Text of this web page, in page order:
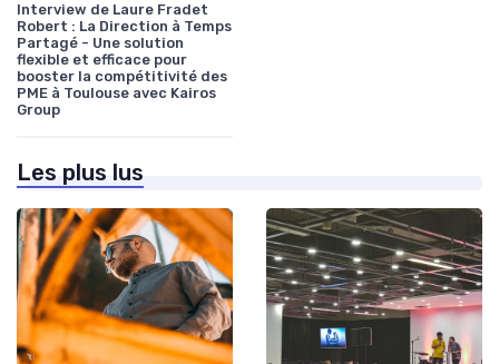
Interview de Laure Fradet
Robert : La Direction à Temps
Partagé - Une solution
flexible et efficace pour
booster la compétitivité des
PME à Toulouse avec Kairos
Group
Les plus lus